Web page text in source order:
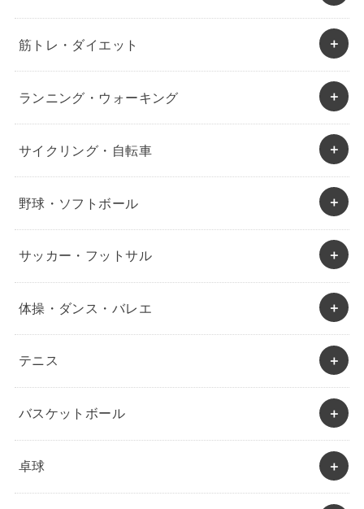
筋トレ・ダイエット
ランニング・ウォーキング
サイクリング・自転車
野球・ソフトボール
サッカー・フットサル
体操・ダンス・バレエ
テニス
バスケットボール
卓球